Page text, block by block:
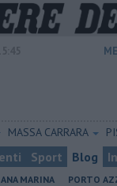
MASSA CARRARA
Sport Blog
MARINA PORTO